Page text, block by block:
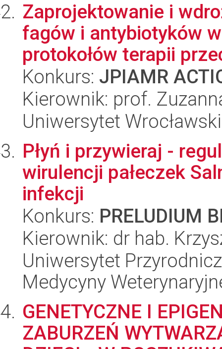
Zaprojektowanie i
fagów i antybiotyków
protokołów terapii
Konkurs: JPIAMR
Kierownik: prof.
Uniwersytet
Płyń i przywieraj -
wirulencji pałeczek
infekcji
Konkurs: PRELUDIUM
Kierownik: dr hab.
Uniwersytet
Medycyny
GENETYCZNE I
ZABURZEŃ